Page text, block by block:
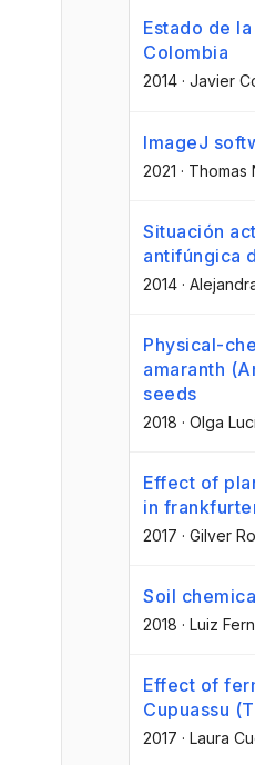
Estado de
Colombia
2014 · Javier
ImageJ
2021 · Thomas
Situación
antifúngica
2014 ·
Physical-
amaranth
seeds
2018 · Olga
Effect of
in
2017 · Gilver
Soil
2018 · Luiz
Effect of
Cupuassu
2017 · Laura